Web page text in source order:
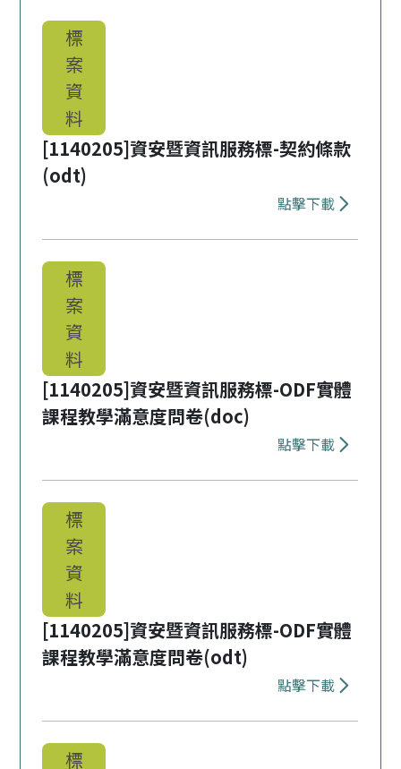
標
案
資
料
[1140205]資安暨資訊服務標-契約條款
(odt)
點擊下載
標
案
資
料
[1140205]資安暨資訊服務標-ODF實體
課程教學滿意度問卷(doc)
點擊下載
標
案
資
料
[1140205]資安暨資訊服務標-ODF實體
課程教學滿意度問卷(odt)
點擊下載
標